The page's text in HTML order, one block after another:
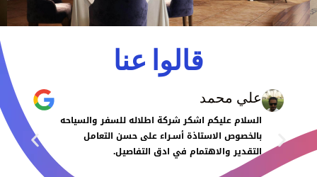
قالوا عنا
علي محمد
السلام عليكم اشكر شركة اطلاله للسفر والسياحه
بالخصوص الاستاذة أسـراء على حسن التعامل
التقدير والاهتمام في ادق التفاصيل.